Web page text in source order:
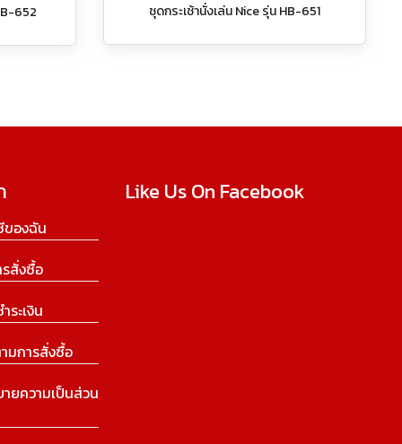
652 ชุดกระเช้านั่งเล่น Nice รุ่น HB-651
องฉัน
สั่งซื้อ
ระเงิน
มการสั่งซื้อ
ยความเป็นส่วน
Like Us On Facebook